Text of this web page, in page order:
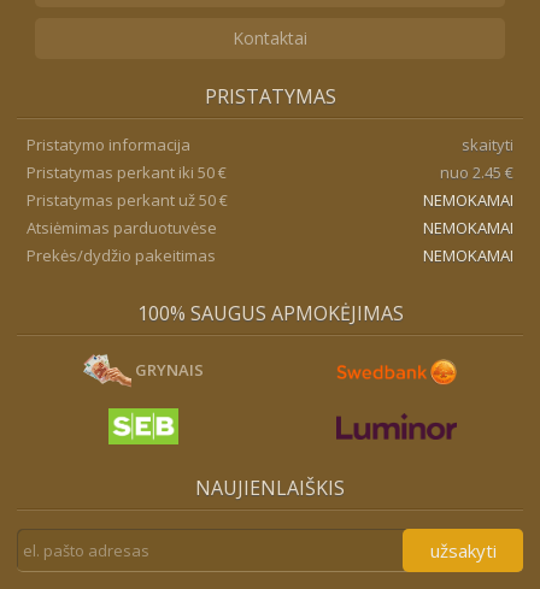
Kontaktai
PRISTATYMAS
Pristatymo informacija
skaityti
Pristatymas perkant iki 50 €
nuo 2.45 €
Pristatymas perkant už 50 €
NEMOKAMAI
Atsiėmimas parduotuvėse
NEMOKAMAI
Prekės/dydžio pakeitimas
NEMOKAMAI
100% SAUGUS APMOKĖJIMAS
GRYNAIS
NAUJIENLAIŠKIS
užsakyti